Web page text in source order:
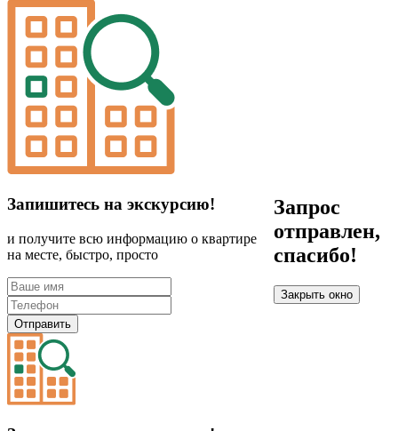
Запишитесь на экскурсию!
и получите всю информацию о квартире
на месте, быстро, просто
Отправить
Запрос
отправлен,
спасибо!
Закрыть окно